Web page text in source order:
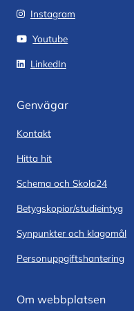
Instagram
Youtube
LinkedIn
Genvägar
Kontakt
Hitta hit
Schema och Skola24
Betygskopior/studieintyg
Synpunkter och klagomål
Personuppgiftshantering
Om webbplatsen